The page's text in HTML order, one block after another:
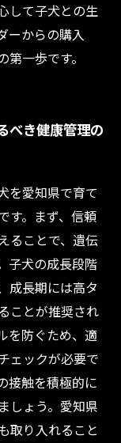
して子犬との生
ーからの購入
一歩です。
べき健康管理の
を愛知県で育て
す。まず、信頼
ることで、遺伝
子犬の成長段階
成長期には高タ
ことが推奨され
を防ぐため、適
ェックが必要で
接触を積極的に
しょう。愛知県
取り入れること